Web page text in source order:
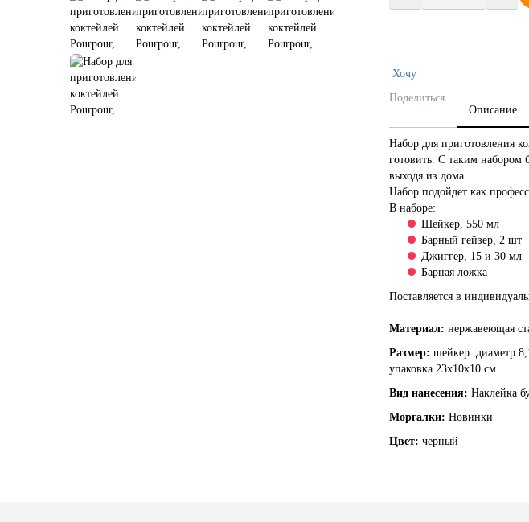
Хочу
Поделиться
Описание
Набор для приготовления
готовить. С таким набором
выходя из дома.
Набор подойдет как
В наборе:
Шейкер, 550 мл
Барный гейзер, 2 шт
Джиггер, 15 и 30 мл
Барная ложка
Поставляется в
Материал: нержавеющая
Размер: шейкер: диаметр
упаковка 23х10х10 см
Вид нанесения: Наклейка
Моргалки: Новинки
Цвет: черный